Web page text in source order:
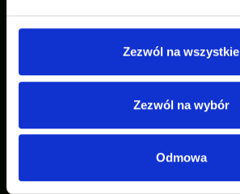
Zezwól na wszystkie
Zezwól na wybór
Odmowa